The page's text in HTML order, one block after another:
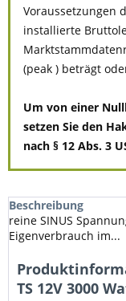
Voraussetzungen
installierte
(peak ) beträgt
Um von einer
setzen Sie den
nach § 12 Abs. 3
Beschreibung
reine SINUS
Eigenverbrauch im...
TS 12V 3000